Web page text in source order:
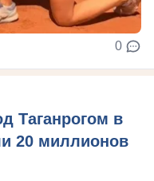
0
Таганрогом в
20 миллионов